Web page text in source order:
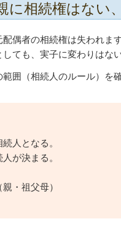
に相続権はない
偶者の相続権は失われま
ても、実子に変わりはな
囲（相続人のルール）を
人となる。
が決まる。
・祖父母）